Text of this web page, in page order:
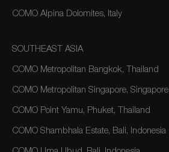
COMO Alpina Dolomites, Italy
SOUTHEAST ASIA
COMO Metropolitan Bangkok, Thailand
COMO Metropolitan Singapore, Singapore
COMO Point Yamu, Phuket, Thailand
COMO Shambhala Estate, Bali, Indonesia